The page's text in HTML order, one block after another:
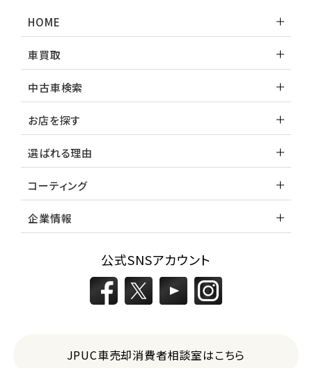
HOME
車買取
中古車検索
お店を探す
選ばれる理由
コーティング
企業情報
公式SNSアカウント
JPUC車売却消費者相談室はこちら